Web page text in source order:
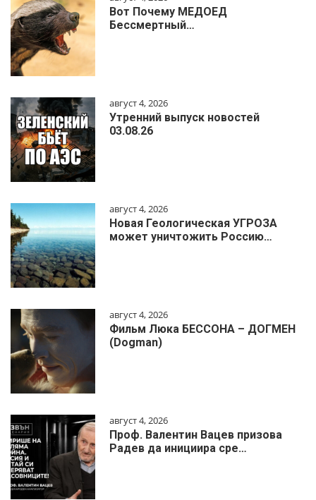
Вот Почему МЕДОЕД
Бессмертный…
август 4, 2026
Утренний выпуск новостей
03.08.26
август 4, 2026
Новая Геологическая УГРОЗА
может уничтожить Россию…
август 4, 2026
Фильм Люка БЕССОНА – ДОГМЕН
(Dogman)
август 4, 2026
Проф. Валентин Вацев призова
Радев да инициира сре…